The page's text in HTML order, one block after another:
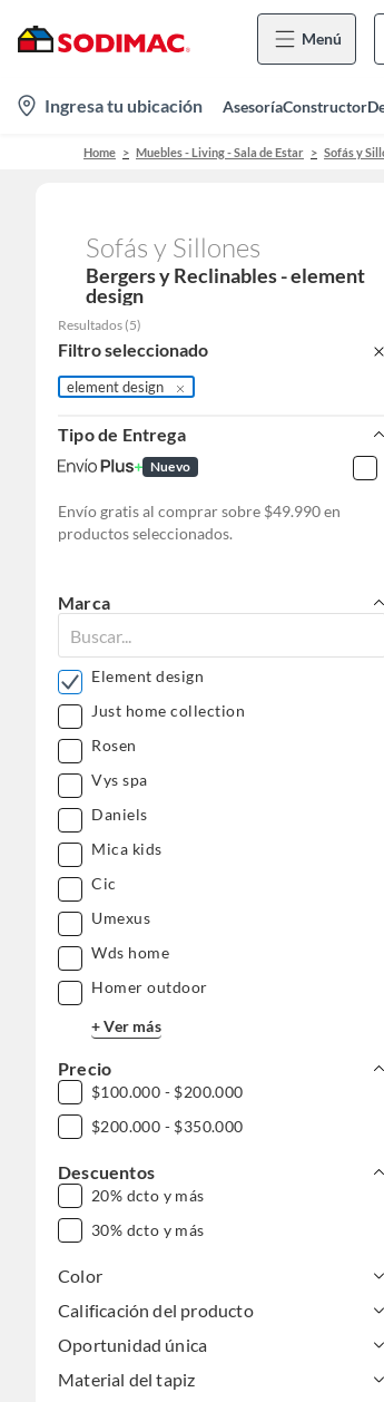
Menú
location-
icon
Ingresa tu ubicación AsesoríaConstructor
Home Muebles - Living - Sala de Estar Sofás y
Sofás y Sillones
Bergers y Reclinables - element
design
Resultados (5)
Filtro seleccionado
element design
Tipo de Entrega
Nuevo
Envío gratis al comprar sobre $49.990 en
productos seleccionados.
Marca
Element design
Just home collection
Rosen
Vys spa
Daniels
Mica kids
Cic
Umexus
Wds home
Homer outdoor
+ Ver más
Precio
$100.000 - $200.000
$200.000 - $350.000
Descuentos
20% dcto y más
30% dcto y más
Color
Calificación del producto
Oportunidad única
Material del tapiz